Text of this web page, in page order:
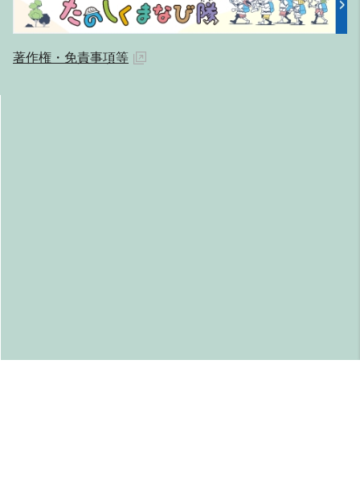
著作権・免責事項等